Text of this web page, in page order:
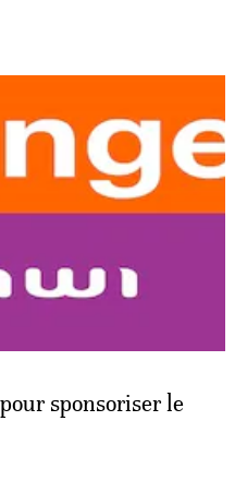
sponsoriser le